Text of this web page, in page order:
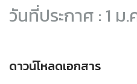
วันที่ประกาศ : 1 ม.
ดาวน์โหลดเอกสาร